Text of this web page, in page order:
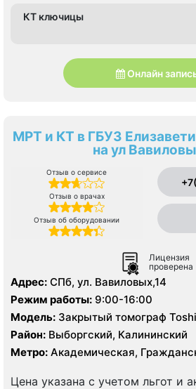
КТ ключицы
Онлайн
МРТ и КТ в ГБУЗ
на ул
Отзыв о сервисе
Отзыв о врачах
Отзыв об оборудовании
Лицензия
проверена
Адрес: СПб, ул. Вавиловых,14
Режим работы: 9:00-16:00
Модель: Закрытый томограф
Atlas X 1.5 Тесла, КТ Toshiba
Toshiba Aquillion 16 срезов
Район: Выборгский, Калининский
Метро: Академическая,
Цена указана с учетом льгот и